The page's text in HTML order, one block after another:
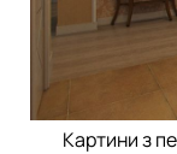
Картини з